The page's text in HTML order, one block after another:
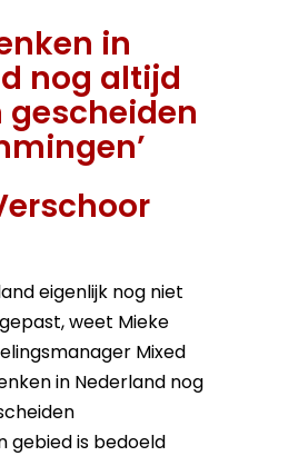
in
nog altijd
gescheiden
eigenlijk nog niet
weet Mieke
Mixed
in Nederland nog
gebied is bedoeld